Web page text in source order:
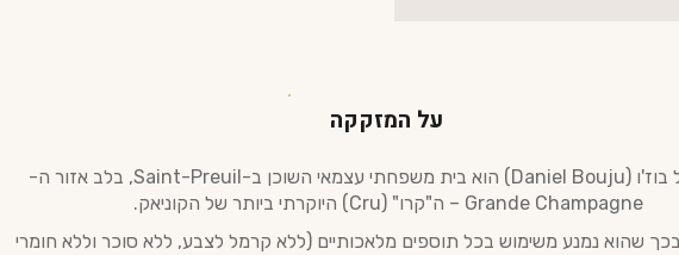
על המזקקה
בית דניאל בוז'ו (Daniel Bouju) הוא בית משפחתי עצמאי השוכן ב-Saint-Preuil, בלב אזור ה-
Grande Champagne – ה"קרו" (Cru) היוקרתי ביותר של הקוניאק.
שהוא נמנע משימוש בכל תוספים מלאכותיים (ללא קרמל לצבע, ללא סוכר וללא חומרי